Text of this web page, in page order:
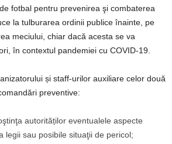
fotbal pentru prevenirea şi combaterea
la tulburarea ordinii publice înainte, pe
meciului, chiar dacă acesta se va
în contextul pandemiei cu COVID-19.
și staff-urilor auxiliare celor două
preventive:
autorităților eventualele aspecte
legii sau posibile situaţii de pericol;